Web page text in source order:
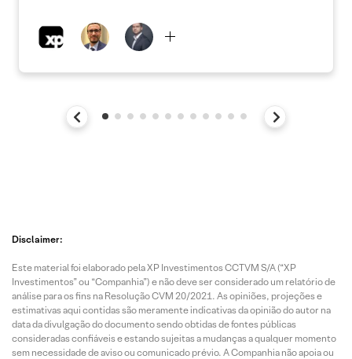
Disclaimer:
Este material foi elaborado pela XP Investimentos CCTVM S/A (“XP
Investimentos” ou “Companhia”) e não deve ser considerado um relatório de
análise para os fins na Resolução CVM 20/2021. As opiniões, projeções e
estimativas aqui contidas são meramente indicativas da opinião do autor na
data da divulgação do documento sendo obtidas de fontes públicas
consideradas confiáveis e estando sujeitas a mudanças a qualquer momento
sem necessidade de aviso ou comunicado prévio. A Companhia não apoia ou